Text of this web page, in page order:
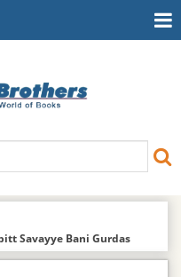
Savayye Bani Gurdas